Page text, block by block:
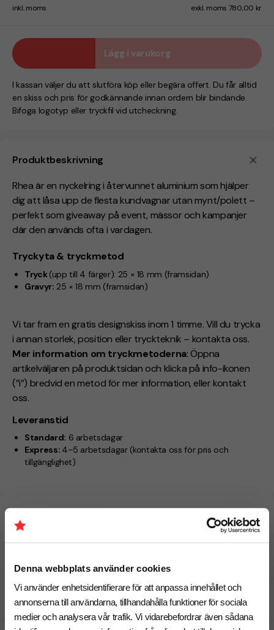
Denna webbplats använder cookies
Vi använder enhetsidentifierare för att anpassa innehållet och
annonserna till användarna, tillhandahålla funktioner för sociala
medier och analysera vår trafik. Vi vidarebefordrar även sådana
Produktbeskrivning
Rhea är en nyckelring i återvunnet aluminium som hjälper
dig att låsa upp de flesta kundvagnar utan mynt/polett –
perfekt som giveaway på event, mässor och kampanjer
där den används ofta i vardagen.
Tryckyta & tryckmetod
Tryck(upp till 4 färger): 25 × 18 mm (framsidan)
Gravyr: 25 × 18 mm (framsidan)
Vi tar fram en gratis designskiss inom 1 timme. Vill du trycka
i annan storlek, position eller tryckteknik – kontakta oss.
Mer information om tryckmetoderna: Öppna
artikelväljaren på produktsidan och klicka på info-ikonen
(”i”) bredvid en metod för mer information, eller kontakt
oss.
Leveranstid
Standard: 6 arbetsdagar
Express: 4–5 arbetsdagar(kontakta oss för pris och
tillgänglighet)
Pristabell
inkl. moms exkl. moms 780,00 kr
Lägg i varukorg
I kassan väljer du att slutföra köp eller begära offert. Du får alltid
en skiss och pris för godkännande innan ordern blir bindande.
Bifoga logotyp eller tryckfil vid utcheckning.